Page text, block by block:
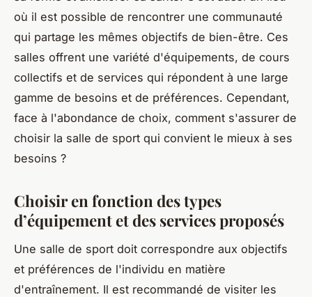
où il est possible de rencontrer une communauté
qui partage les mêmes objectifs de bien-être. Ces
salles offrent une variété d'équipements, de cours
collectifs et de services qui répondent à une large
gamme de besoins et de préférences. Cependant,
face à l'abondance de choix, comment s'assurer de
choisir la salle de sport qui convient le mieux à ses
besoins ?
Choisir en fonction des types
d’équipement et des services proposés
Une salle de sport doit correspondre aux objectifs
et préférences de l'individu en matière
d'entraînement. Il est recommandé de visiter les